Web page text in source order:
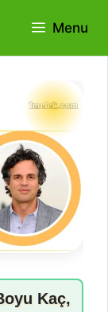
Menu
Kaç,